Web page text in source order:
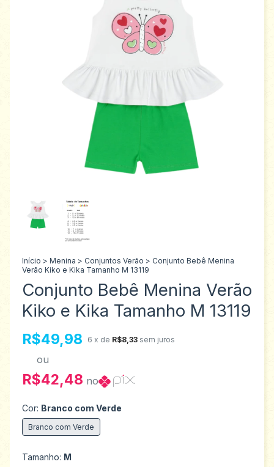
Início > Menina > Conjuntos Verão > Conjunto Bebê Menina
Verão Kiko e Kika Tamanho M 13119
Conjunto Bebê Menina Verão
Kiko e Kika Tamanho M 13119
R$49,98 6 x de R$8,33 sem juros
ou
R$42,48 no
Cor: Branco com Verde
Branco com Verde
Tamanho: M